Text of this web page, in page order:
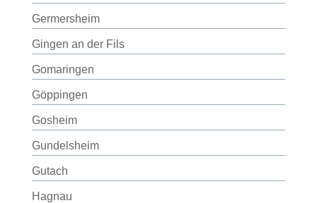
Germersheim
Gingen an der Fils
Gomaringen
Göppingen
Gosheim
Gundelsheim
Gutach
Hagnau